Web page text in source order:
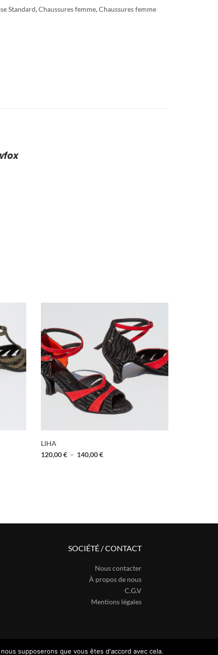
Standard,Chaussures femme,Chaussures femme
LIHA
120,00€ – 140,00€
SOCIÉTÉ / CONTACT
Nous contacter
À propos de nous
C.G.V
Mentions légales
supposerons que vous êtes d'accord avec cela.